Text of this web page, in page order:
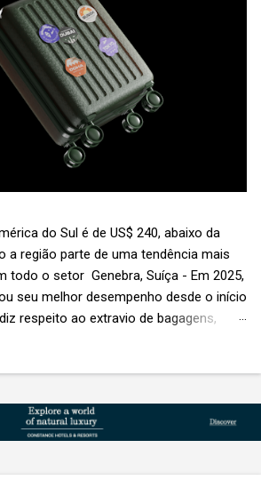
do Sul é de US$ 240, abaixo da
a região parte de uma tendência mais
todo o setor Genebra, Suíça - Em 2025,
seu melhor desempenho desde o início
respeito ao extravio de bagagens,
de 2026 da SITA, a 20ª edição anual
de referência à indústria. (© SITA)